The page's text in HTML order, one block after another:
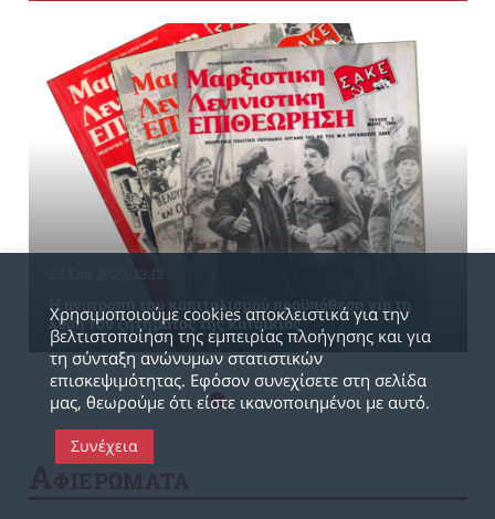
25 Σεπ 2022, 13:12
Η ανατροπή του καπιταλισμού προϋπόθεση για τη
λύση του ζητήματος της κατοικίας
Χρησιμοποιούμε cookies αποκλειστικά για την
βελτιστοποίηση της εμπειρίας πλοήγησης και για
τη σύνταξη ανώνυμων στατιστικών
επισκεψιμότητας. Εφόσον συνεχίσετε στη σελίδα
μας, θεωρούμε ότι είστε ικανοποιημένοι με αυτό.
Συνέχεια